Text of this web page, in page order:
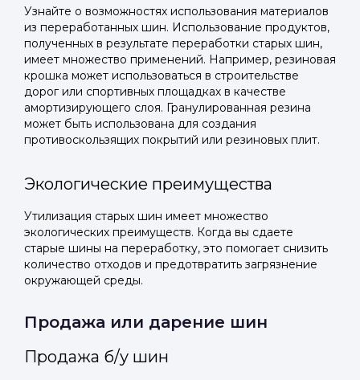
Узнайте о возможностях использования материалов
из переработанных шин. Использование продуктов,
полученных в результате переработки старых шин,
имеет множество применений. Например, резиновая
крошка может использоваться в строительстве
дорог или спортивных площадках в качестве
амортизирующего слоя. Гранулированная резина
может быть использована для создания
противоскользящих покрытий или резиновых плит.
Экологические преимущества
Утилизация старых шин имеет множество
экологических преимуществ. Когда вы сдаете
старые шины на переработку, это помогает снизить
количество отходов и предотвратить загрязнение
окружающей среды.
Продажа или дарение шин
Продажа б/у шин